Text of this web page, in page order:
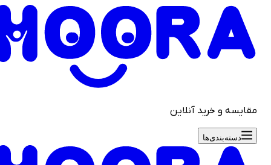
و خرید آنلاین
دسته‌بندی‌ها